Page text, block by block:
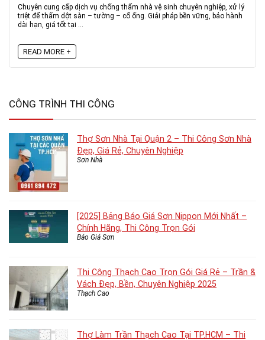
Chuyên cung cấp dịch vụ chống thấm nhà vệ sinh chuyên nghiệp, xử lý
triệt để thấm dột sàn – tường – cổ ống. Giải pháp bền vững, bảo hành
dài hạn, giá tốt tại ...
READ MORE +
CÔNG TRÌNH THI CÔNG
Thợ Sơn Nhà Tại Quận 2 – Thi Công Sơn Nhà
Đẹp, Giá Rẻ, Chuyên Nghiệp
Sơn Nhà
[2025] Bảng Báo Giá Sơn Nippon Mới Nhất –
Chính Hãng, Thi Công Trọn Gói
Báo Giá Sơn
Thi Công Thạch Cao Trọn Gói Giá Rẻ – Trần &
Vách Đẹp, Bền, Chuyên Nghiệp 2025
Thạch Cao
Thợ Làm Trần Thạch Cao Tại TP.HCM – Thi